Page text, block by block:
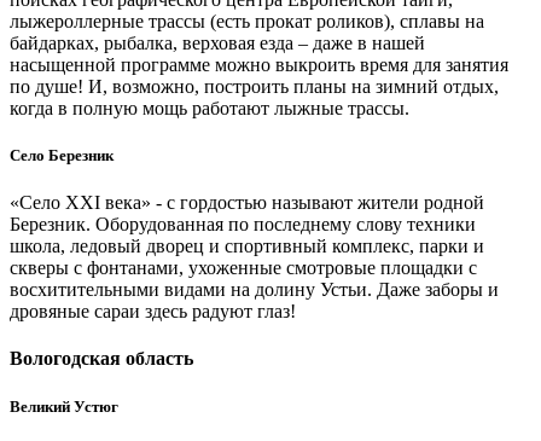
лыжероллерные трассы (есть прокат роликов), сплавы на
байдарках, рыбалка, верховая езда – даже в нашей
насыщенной программе можно выкроить время для занятия
по душе! И, возможно, построить планы на зимний отдых,
когда в полную мощь работают лыжные трассы.
Село Березник
«Село XXI века» - с гордостью называют жители родной
Березник. Оборудованная по последнему слову техники
школа, ледовый дворец и спортивный комплекс, парки и
скверы с фонтанами, ухоженные смотровые площадки с
восхитительными видами на долину Устьи. Даже заборы и
дровяные сараи здесь радуют глаз!
Вологодская область
Великий Устюг